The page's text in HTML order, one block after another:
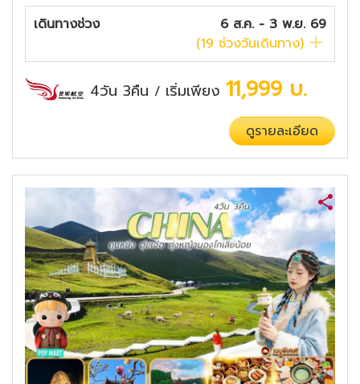
เดินทางช่วง
6 ส.ค. - 3 พ.ย. 69
(19 ช่วงวันเดินทาง)
4วัน 3คืน / เริ่มเพียง 11,999 บ.
ดูรายละเอียด